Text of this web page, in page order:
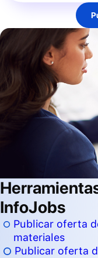
InfoJobs
Publicar oferta
materiales
Publicar oferta